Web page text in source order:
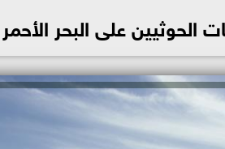
الحوثيين على البحر الأحمر